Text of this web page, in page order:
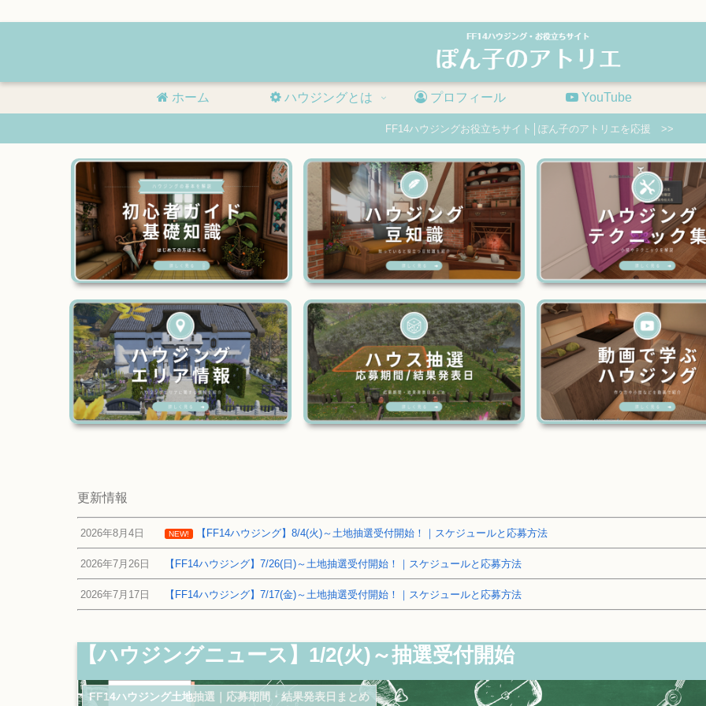
ホーム ハウジングとは プロフィール YouTube
FF14ハウジングお役立ちサイト│ぽん子のアトリエを応援 >>
更新情報
2026年8月4日 NEW! 【FF14ハウジング】8/4(火)～土地抽選受付開始！｜スケジュールと応募方法
2026年7月26日 【FF14ハウジング】7/26(日)～土地抽選受付開始！｜スケジュールと応募方法
2026年7月17日 【FF14ハウジング】7/17(金)～土地抽選受付開始！｜スケジュールと応募方法
【ハウジングニュース】1/2(火)～抽選受付開始
FF14ハウジング土地抽選｜応募期間・結果発表日まとめ